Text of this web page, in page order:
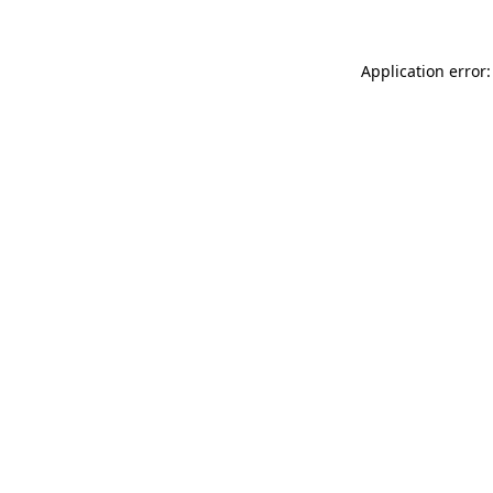
Application